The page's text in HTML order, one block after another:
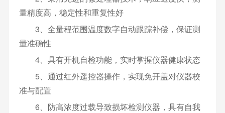
量精度高，稳定性和重复性好
3、全量程范围温度数字自动跟踪补偿，保证测
量准确性
4、具有开机自检功能，实时掌握仪器健康状态
5、通过红外遥控器操作，实现免开盖对仪器校
准与配置
6、防高浓度过载导致损坏检测仪器，具有自我